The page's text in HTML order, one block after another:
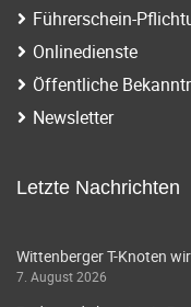
Führerschein-
Onlinedienste
Öffentliche
Newsletter
Letzte Nachrichten
Wittenberger T-Knoten
7. August 2026